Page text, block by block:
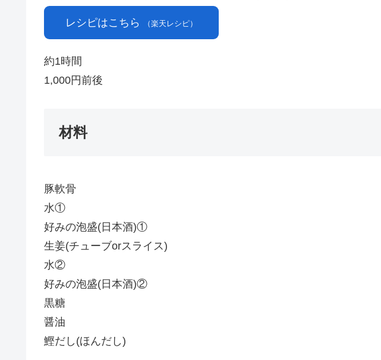
レシピはこちら （楽天レシピ）
約1時間
1,000円前後
材料
豚軟骨
水①
好みの泡盛(日本酒)①
生姜(チューブorスライス)
水②
好みの泡盛(日本酒)②
黒糖
醤油
鰹だし(ほんだし)